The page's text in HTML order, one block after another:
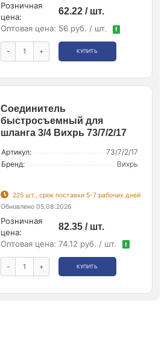
Розничная
цена:
62.22 / шт.
Оптовая цена: 56 руб. / шт. !
- + КУПИТЬ
Соединитель
быстросъемный для
шланга 3/4 Вихрь 73/7/2/17
Артикул:
73/7/2/17
Бренд:
Вихрь
225 шт., срок поставки 5-7 рабочих дней
Обновлено 05.08.2026
Розничная
цена:
82.35 / шт.
Оптовая цена: 74.12 руб. / шт. !
- + КУПИТЬ